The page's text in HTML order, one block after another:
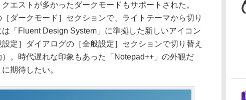
エストが多かったダークモードもサポートされた。
［ダークモード］セクションで、ライトテーマから切り
「Fluent Design System」に準拠した新しいアイコン
定］ダイアログの［全般設定］セクションで切り替え
。時代遅れな印象もあった「Notepad++」の外観だ
期待したい。